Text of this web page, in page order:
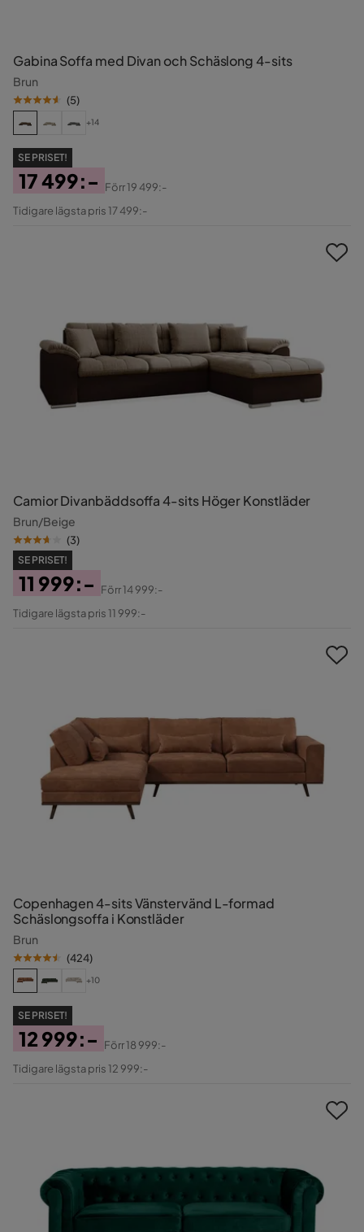
Gabina Soffa med Divan och Schäslong 4-sits
Brun
(5)
+14
SE PRISET!
Pris
17 499:-
Original
Förr19 499:-
Tidigare lägsta pris 17 499:-
Camior Divanbäddsoffa 4-sits Höger Konstläder
Brun/Beige
(3)
SE PRISET!
Pris
11 999:-
Original
Förr14 999:-
Tidigare lägsta pris 11 999:-
Copenhagen 4-sits Vänstervänd L-formad
Schäslongsoffa i Konstläder
Brun
(424)
+10
SE PRISET!
Pris
12 999:-
Original
Förr18 999:-
Tidigare lägsta pris 12 999:-